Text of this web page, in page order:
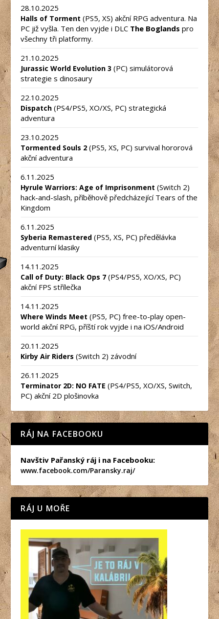
28.10.2025
Halls of Torment (PS5, XS) akční RPG adventura. Na
PC již vyšla. Ten den vyjde i DLC The Boglandspro
všechny tři platformy.
21.10.2025
Jurassic World Evolution 3 (PC) simulátorová
strategie s dinosaury
22.10.2025
Dispatch (PS4/PS5, XO/XS, PC) strategická
adventura
23.10.2025
Tormented Souls 2 (PS5, XS, PC) survival hororová
akční adventura
6.11.2025
Hyrule Warriors: Age of Imprisonment (Switch 2)
hack-and-slash, příběhově předcházející Tears of the
Kingdom
6.11.2025
Syberia Remastered (PS5, XS, PC) předělávka
adventurní klasiky
14.11.2025
Call of Duty: Black Ops 7 (PS4/PS5, XO/XS, PC)
akční FPS střílečka
14.11.2025
Where Winds Meet (PS5, PC) free-to-play open-
world akční RPG, příští rok vyjde i na iOS/Android
20.11.2025
Kirby Air Riders (Switch 2) závodní
26.11.2025
Terminator 2D: NO FATE (PS4/PS5, XO/XS, Switch,
PC) akční 2D plošinovka
RÁJ NA FACEBOOKU
Navštiv Pařanský ráj i na Facebooku:
www.facebook.com/Paransky.raj/
RÁJ U MOŘE